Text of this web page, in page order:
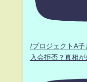
/プロジェクトA
入会拒否？真相